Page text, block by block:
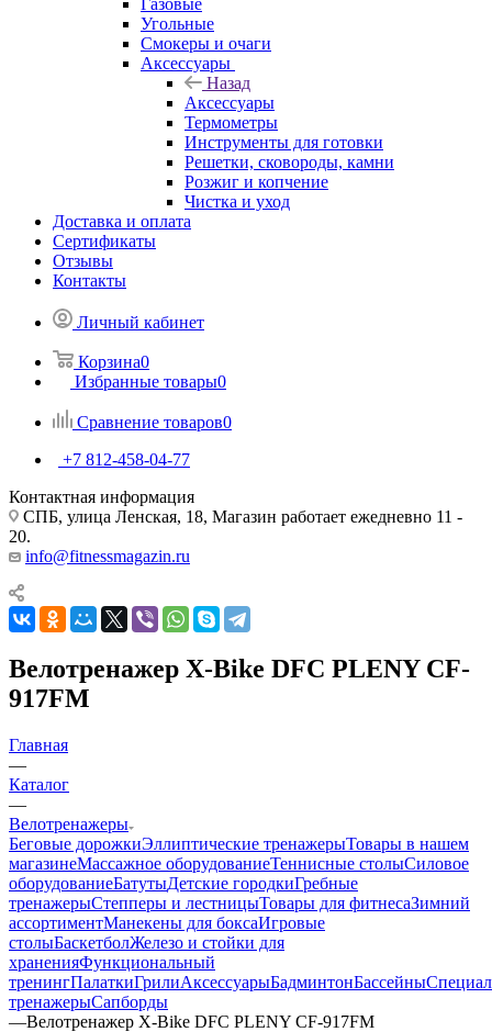
Газовые
Угольные
Смокеры и очаги
Аксессуары
Назад
Аксессуары
Термометры
Инструменты для готовки
Решетки, сковороды, камни
Розжиг и копчение
Чистка и уход
Доставка и оплата
Сертификаты
Отзывы
Контакты
Личный кабинет
Корзина0
Избранные товары0
Сравнение товаров0
+7 812-458-04-77
Контактная информация
СПБ, улица Ленская, 18, Магазин работает ежедневно 11 -
20.
info@fitnessmagazin.ru
Велотренажер X-Bike DFC PLENY CF-
917FM
Главная
—
Каталог
—
Велотренажеры
Беговые дорожкиЭллиптические тренажерыТовары в нашем
магазинеМассажное оборудованиеТеннисные столыСиловое
оборудованиеБатутыДетские городкиГребные
тренажерыСтепперы и лестницыТовары для фитнесаЗимний
ассортиментМанекены для боксаИгровые
столыБаскетболЖелезо и стойки для
храненияФункциональный
тренингПалаткиГрилиАксессуарыБадминтонБассейны
тренажерыСапборды
—Велотренажер X-Bike DFC PLENY CF-917FM